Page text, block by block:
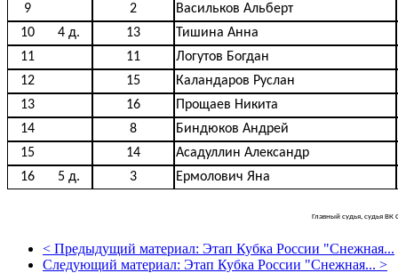
9
2
Васильков Альберт
10
4 д. 13
Тишина Анна
11
11
Логутов Богдан
12
15
Каландаров Руслан
13
16
Прощаев Никита
14
8
Биндюков Андрей
15
14
Асадуллин Александр
16
5 д. 3 Ермолович Яна
Главный судья, судья
< Предыдущий материал: Этап Кубка России "Снежная...
Следующий материал: Этап Кубка России "Снежная... >